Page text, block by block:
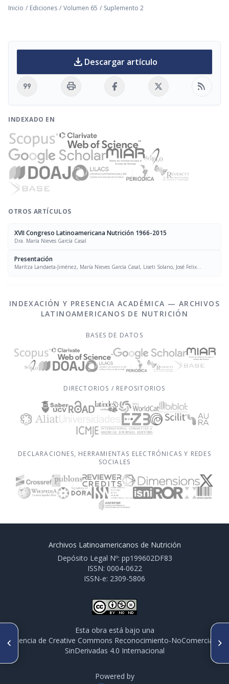
Inicio / Ediciones / Volumen 65 / Suplemento 2
download Descargar artículo
format_quote print rss_feed
INDEXADO EN
OTROS ARTÍCULOS
XVII Congreso Latinoamericana Nutrición 1966-2015
Dra. María Nieves García Casal
Presentación
Maritza Landaeta-Jiménez, María Nieves García Casal, Liseti Solano, José Felix
ARTÍCULO ANTERIOR
CO013. RELACIÓN ENTRE EL
CONSUMO DE ALIMENTOS Y EL
TRIMESTRE DE EMBRAZO
SIGUIENTE ARTÍCULO
CO017. ANTROPOMETRÍA EN
NIÑOS MAYAS MENORES DE
ALIMENTACIÓN TRADICIONAL
INDEXACIÓN Y PRESENCIA ACADÉMICA — ARCHIVOS
LATINOAMERICANOS DE NUTRICIÓN
BASES DE DATOS
DIRECTORIOS / REPOSITORIOS
DECLARACIONES, HERRAMIENTAS ELECTRÓNICAS Y REDES
SOCIALES
Archivos Latinoamericanos de Nutrición
Depósito Legal Nº: pp199602DF83
ISSN: 0004-0622
ISSN-e: 2309-5806
Esta obra está bajo una
licencia de Creative Commons Reconocimiento-NoComercial-
SinDerivadas 4.0 Internacional
Powered by